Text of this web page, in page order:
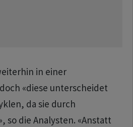
in einer
«diese unterscheidet
da sie durch
so die Analysten. «Anstatt